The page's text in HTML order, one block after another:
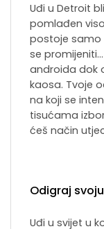
Uđi u Detroit
pomlađen
postoje samo
se
androida dok
kaosa. Tvoje
na koji se
tisućama
ćeš način
Odigraj
Uđi u svijet u